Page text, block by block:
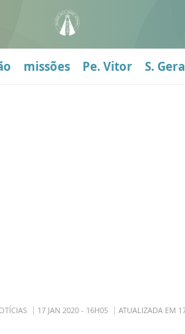
missões Pe. Vitor S.
17 JAN 2020 - 16H05 ATUALIZADA EM